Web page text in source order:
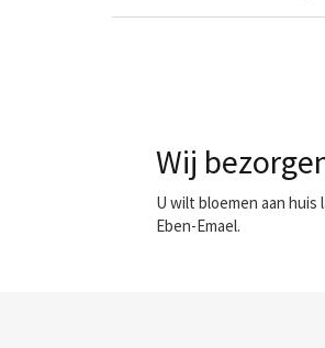
Wij
U wilt bloemen aan
Eben-Emael.